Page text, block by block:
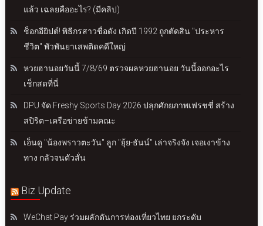
แล้ว เฉลยคืออะไร? (มีคลิป)
ช็อกอียิปต์! พิธีกรสาวชื่อดัง เกิดปี 1992 ถูกตัดสิน "ประหาร
ชีวิต" พัวพันยาเสพติดคดีใหญ่
หวยฮานอยวันนี้ 7/8/69 ตรวจผลหวยฮานอย วันนี้ออกอะไร
เช็กสดที่นี่
DPU จัด Freshy Sports Day 2026 ปลุกศักยภาพเฟรชชี่ สร้าง
สปิริต–เครือข่ายข้ามคณะ
เอ็นดู "น้องพราวตะวัน" ลูก "ยุ้ย-ธันน์" เล่าจริงจัง เจอเงาข้าง
ทาง กลัวจนตัวสั่น
Biz Update
WeChat Pay ร่วมผลักดันการท่องเที่ยวไทย ยกระดับ